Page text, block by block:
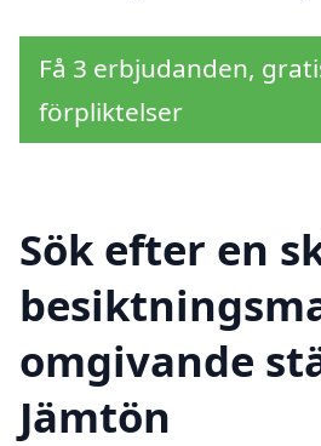
Få 3 erbjudanden,
förpliktelser
Sök efter en
omgivande
Jämtön